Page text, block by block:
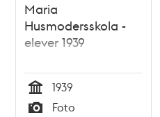
Maria
Husmodersskola -
elever 1939
Tid
1939
Foto